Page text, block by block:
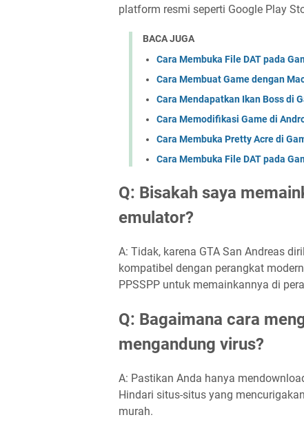
platform resmi seperti Google Play
BACA JUGA
Cara Membuka File DAT pada
Cara Membuat Game dengan
Cara Mendapatkan Ikan Boss di
Cara Memodifikasi Game di
Cara Membuka Pretty Acre di
Cara Membuka File DAT pada
Q: Bisakah saya
emulator?
A: Tidak, karena GTA San Andreas
kompatibel dengan perangkat
PPSSPP untuk memainkannya di
Q: Bagaimana cara
mengandung virus?
A: Pastikan Anda hanya
Hindari situs-situs yang
murah.